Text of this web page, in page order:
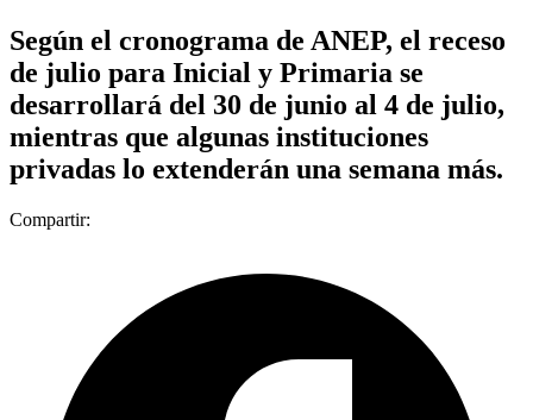
Según el cronograma de ANEP, el receso
de julio para Inicial y Primaria se
desarrollará del 30 de junio al 4 de julio,
mientras que algunas instituciones
privadas lo extenderán una semana más.
Compartir: